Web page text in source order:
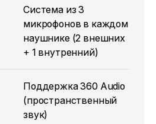
Система из 3
микрофонов в каждом
наушнике (2 внешних
+ 1 внутренний)
Поддержка 360 Audio
(пространственный
звук)